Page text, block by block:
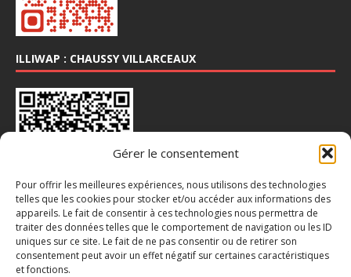
Gérer le consentement
Pour offrir les meilleures expériences, nous utilisons des technologies
telles que les cookies pour stocker et/ou accéder aux informations des
appareils. Le fait de consentir à ces technologies nous permettra de
traiter des données telles que le comportement de navigation ou les ID
uniques sur ce site. Le fait de ne pas consentir ou de retirer son
consentement peut avoir un effet négatif sur certaines caractéristiques
et fonctions.
ILLIWAP : CHAUSSY VILLARCEAUX
INSTA : @CHAUSSY_VILLARCEAUX